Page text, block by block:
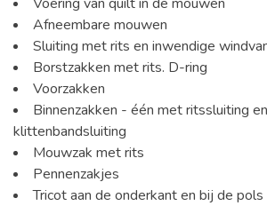
Afneembare mouwen
Sluiting met rits en inwendige
Borstzakken met rits. D-ring
Voorzakken
Binnenzakken - één met ritssluiting
klittenbandsluiting
Mouwzak met rits
Pennenzakjes
Tricot aan de onderkant en bij de pols